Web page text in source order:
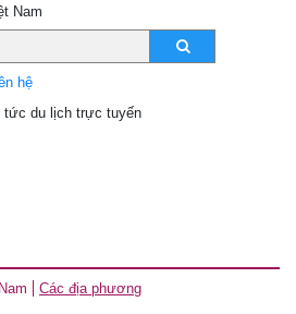
hệ
Các địa phương